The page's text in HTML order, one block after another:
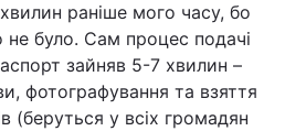
раніше мого часу, бо
не було. Сам процес подачі
зайняв 5-7 хвилин –
фотографування та взяття
(беруться у всіх громадян